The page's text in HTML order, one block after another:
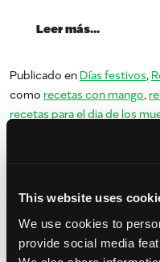
This website uses
We use cookies to
provide social media
Leer más…
Publicado enDías festivos,
como recetas con mango,
recetas para el dia de los